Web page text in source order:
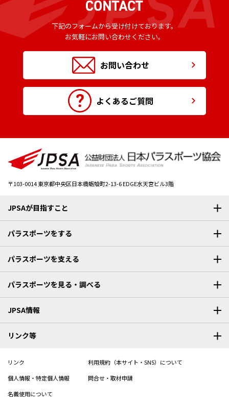
下記のフォームから受け付けております。
お気軽にお問い合わせください。
お問い合わせ
よくあるご質問
〒103-0014東京都中央区日本橋蛎殻町2-13-6 EDGE水天宮ビル3階
JPSAが目指すこと
パラスポーツをする
パラスポーツを支える
パラスポーツを見る・調べる
JPSA情報
リンク等
リンク
利用規約（本サイト・SNS）について
個人情報・特定個人情報
問合せ・取材申請
名義使用について